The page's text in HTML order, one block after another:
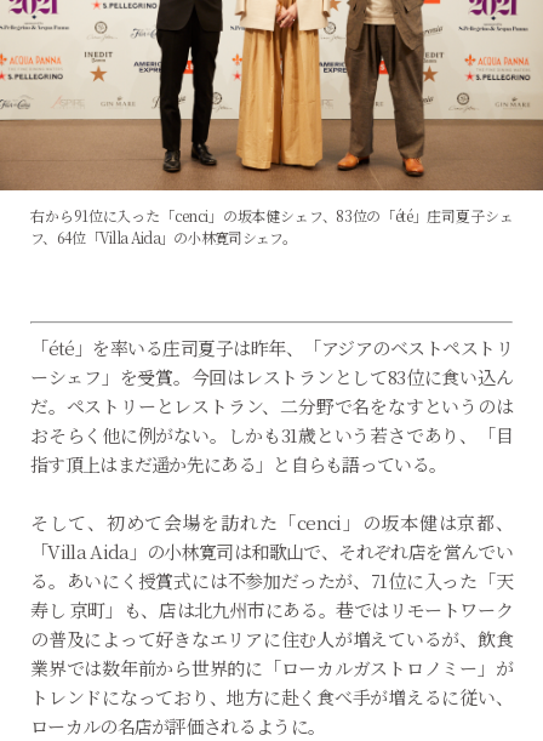
右から91位に入った「cenci」の坂本健シェフ、83位の「été」庄司夏子シェ
フ、64位「Villa Aida」の小林寛司シェフ。
「été」を率いる庄司夏子は昨年、「アジアのベストペストリ
ーシェフ」を受賞。今回はレストランとして83位に食い込ん
だ。ペストリーとレストラン、二分野で名をなすというのは
おそらく他に例がない。しかも31歳という若さであり、「目
指す頂上はまだ遥か先にある」と自らも語っている。
そして、初めて会場を訪れた「cenci」の坂本健は京都、
「Villa Aida」の小林寛司は和歌山で、それぞれ店を営んでい
る。あいにく授賞式には不参加だったが、71位に入った「天
寿し 京町」も、店は北九州市にある。巷ではリモートワーク
の普及によって好きなエリアに住む人が増えているが、飲食
業界では数年前から世界的に「ローカルガストロノミー」が
トレンドになっており、地方に赴く食べ手が増えるに従い、
ローカルの名店が評価されるように。